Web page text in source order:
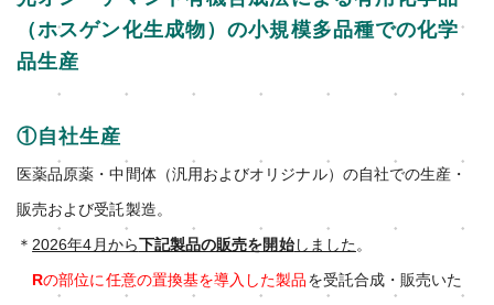
（ホスゲン化生成物）の小規模多品種での化学
品生産
①自社生産
医薬品原薬・中間体（汎用およびオリジナル）の自社での生産・
販売および受託製造。
＊2026年4月から下記製品の販売を開始しました。
Rの部位に任意の置換基を導入した製品を受託合成・販売いた